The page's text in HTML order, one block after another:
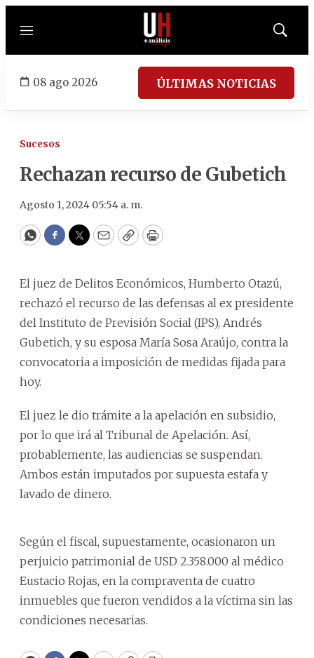
Menú
Mostrar
08 ago 2026 ÚLTIMAS NOTICIAS
Sucesos
Rechazan recurso de Gubetich
Agosto 1, 2024 05:54 a. m.
WhatsApp
Facebook
Twitter
EmailCopyPrint
El juez de Delitos Económicos, Humberto Otazú,
rechazó el recurso de las defensas al ex presidente
del Instituto de Previsión Social (IPS), Andrés
Gubetich, y su esposa María Sosa Araújo, contra la
convocatoria a imposición de medidas fijada para
hoy.
El juez le dio trámite a la apelación en subsidio,
por lo que irá al Tribunal de Apelación. Así,
probablemente, las audiencias se suspendan.
Ambos están imputados por supuesta estafa y
lavado de dinero.
Según el fiscal, supuestamente, ocasionaron un
perjuicio patrimonial de USD 2.358.000 al médico
Eustacio Rojas, en la compraventa de cuatro
inmuebles que fueron vendidos a la víctima sin las
condiciones necesarias.